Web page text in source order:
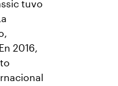
tuvo
2016,